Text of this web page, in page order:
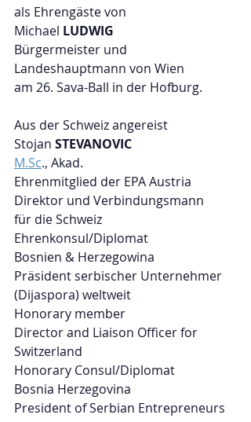
als Ehrengäste von
Michael LUDWIG
Bürgermeister und
Landeshauptmann von Wien
am 26. Sava-Ball in der Hofburg.
Aus der Schweiz angereist
Stojan STEVANOVIC
M.Sc., Akad.
Ehrenmitglied der EPA Austria
Direktor und Verbindungsmann
für die Schweiz
Ehrenkonsul/Diplomat
Bosnien & Herzegowina
Präsident serbischer Unternehmer
(Dijaspora) weltweit
Honorary member
Director and Liaison Officer for
Switzerland
Honorary Consul/Diplomat
Bosnia Herzegovina
​President of Serbian Entrepreneurs